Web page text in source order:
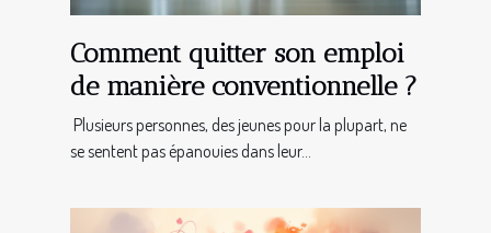
Comment quitter son emploi
de manière conventionnelle ?
Plusieurs personnes, des jeunes pour la plupart, ne
se sentent pas épanouies dans leur...